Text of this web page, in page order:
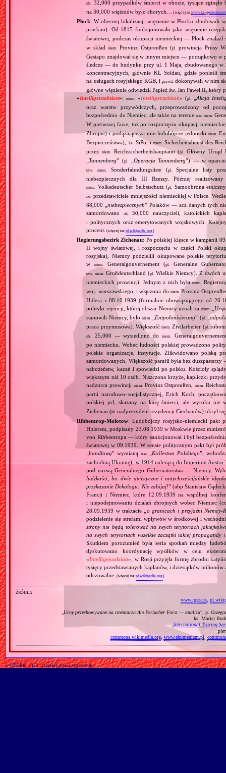
ok. 32,000 przypadków śmierci w obozie, tysiące
na 30,000 więźniów było chorych…
(więcej na:www.kz-
Płock: W obecnej lokalizacji więzienie w Płocku zbudowali
pruskim). Od 1815 funkcjonowało jako więzienie
światowej, podczas okupacji niemieckiej — Płock znalazł
w składniem. Provinz Ostpreußen (pl. prowincja Prusy
Gestapo znajdował się w innym miejscu — początkowo
śledcze — do budynku przy ul. 1 Maja, zbudowanego w
koncentracyjnych, głównie KL Soldau, gdzie ponieśli
na usługach rosyjskiego KGB, iprawd. dokonywali w nim
główne więzienie odwiedził Papież św. Jan Paweł II, który
«Intelligenzaktion»: niem. «Intelligenzaktion» (pl. „Akcja
oraz warstw przywódczych, przeprowadzony od
bezpośrednio do Niemiec, ale także na terenie tzw. niem.
W pierwszej fazie, tuż po rozpoczęciu okupacji
Zbrojne) i podążające za nim ludobójcze jednostkiniem.
Bezpieczeństwa),
i.e. SiPo, i niem. Sicherheitsdienst des
przezniem. Reichssicherheitshauptamt (pl.
Główny Urząd
„Tannenberg” (pl. Operacja Tannenberg”) — w oparciu
tzw. niem. Sonderfahndungsliste (pl.
Specjalne listy
niebezpiecznych dla III Rzeszy. Później
niem. Volksdeutscher Selbstschutz (pl. Samoobrona
i.e. przedstawiciele mniejszości niemieckiej w Polsce.
88,000 „niebezpiecznych” Polaków — acz danych tych
zamordowano
ok.
50,000 nauczycieli, katolickich
i politycznych oraz emerytowanych wojskowych.
procent. (więcej na:pl.wikipedia.org)
Regierungsbezirk Zichenau: Po polskiej klęsce w kampanii
II wojny światowej, i rozpoczęciu w części Polski
rosyjska), Niemcy podzielili okupowane polskie
wniem. Generalgouvernement (pl. Generalne
tzw. niem. Großdeutschland (pl. Wielkie Niemcy). Z dwóch
niemieckich prowincji. Jednym z nich byłaniem.
woj. warszawskiego, i włączona do niem. Provinz
Hitlera z 08.10.1939 (formalnie obowiązującego od
polityki rejencji, której obszar Niemcy uznali za niem.
stanowili Niemcy, byłoniem. Entpolonisierung” (pl.
praca przymusowa). Większośćniem. Zivilarbeiter (pl.
ok. 25,000 — wysiedlono doniem.
po niemiecku. Wobec ludności polskiej prowadzono
polskie organizacje, instytucje. Zlikwidowano polską
zamordowanych. Większość parafii była bez
nabożeństw, kazań i spowiedzi po polsku. Kościoły
większym niż 10 osób. Niszczono krzyże, kapliczki
nadzorca prowincji niem. Provinz Ostpreußen,niem.
partii narodowo–socjalistycznej, Erich Koch,
polskiej prl, skazany na karę śmierci, ale wyroku nie
Zichenau (pl. nadprezydent rezydencji Ciechanów) ukrył
Ribbentrop‐Mołotow: Ludobójczy rosyjsko‐niemiecki pakt
Hitlerem, podpisany 23.08.1939 w Moskwie przez
von Ribbentropa — który sankcjonował i był
światowej w 09.1939. W sensie politycznym pakt był
„handlową” wymianą tzw. Królestwa Polskiego”,
zachodnią Ukrainę), w 1914 należącą do Imperium
pod nazwą Generalnego Gubernatorstwa — Niemcy.
ludzkości, bo dwie ateistyczne i antychrześcijańskie
przykazanie Dekalogu: Nie zabijaj!” (abp Stanisław
Francji i Niemiec, które 12.09.1939 na wspólnej
i niepodejmowaniu działań zbrojnych wobec Niemiec
28.09.1939 w traktacie „ o granicach i przyjaźni
podzielenie się strefami wpływów w środkowej i
strony nie będą tolerować na swych terytoriach
na swych terytoriach wszelkie zaczątki takiej
Skutkiem porozumień była seria spotkań między
dyskutowano koordynację wysiłków w celu
«Intelligenzaktion», w Rosji przyjęła formę zbrodni
tysięcy przedstawianych kapłanów, i dziesiątków
odczuwalne. (więcej na:pl.wikipedia.org)
źródła
www.ipgs.us
Urny przechowywane na cmentarzu Am Perlacher Forst — analiza”, p.
ks. Maciej
„International Tracing
commons.wikimedia.org, www.ekumenizm.pl,
© GTKRK, 2025, wszelkie prawa zastrzeżone